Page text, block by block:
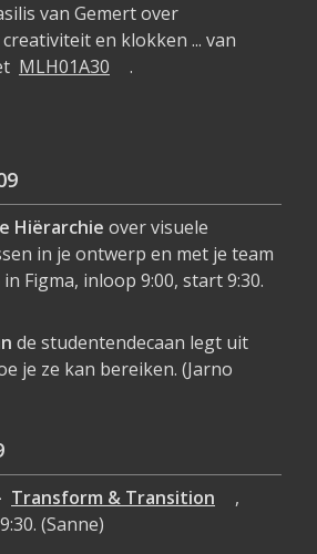
van Gemert over
en klokken ... van
MLH01A30 .
Hiërarchie over visuele
in je ontwerp en met je team
Figma, inloop 9:00, start 9:30.
de studentendecaan legt uit
je ze kan bereiken. (Jarno
Transform & Transition
,
(Sanne)